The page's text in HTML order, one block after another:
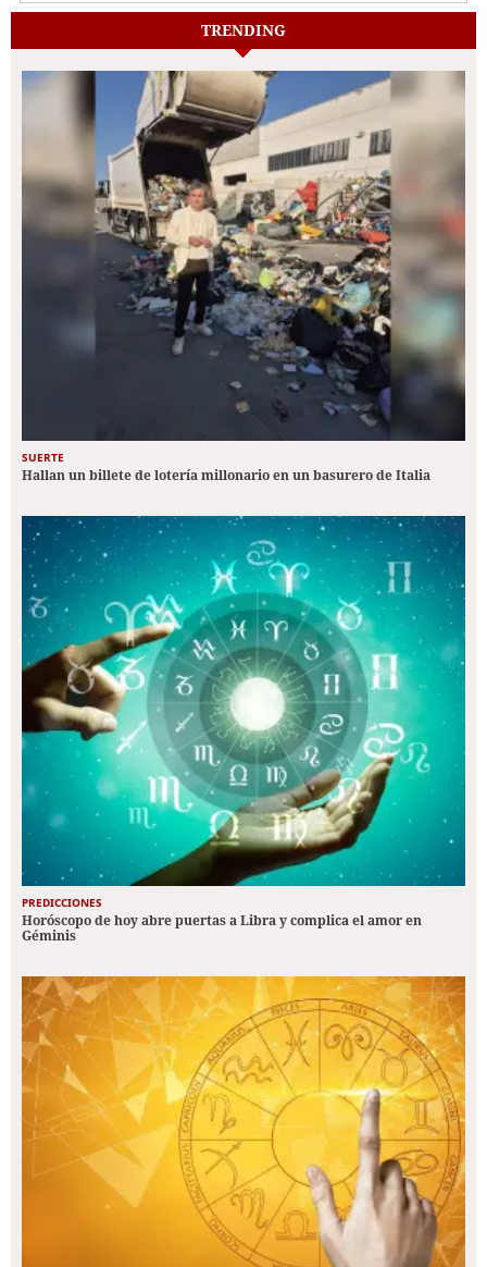
TRENDING
SUERTE
Hallan un billete de lotería millonario en un basurero de Italia
PREDICCIONES
Horóscopo de hoy abre puertas a Libra y complica el amor en
Géminis